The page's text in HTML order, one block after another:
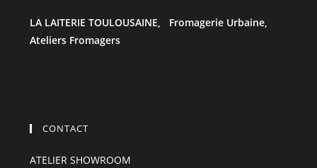
LA LAITERIE TOULOUSAINE, Fromagerie Urbaine,
Ateliers Fromagers
CONTACT
ATELIER SHOWROOM